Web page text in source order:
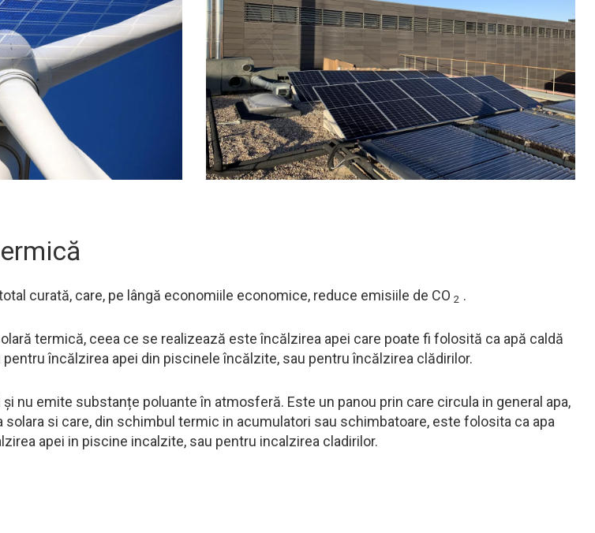
curată, care, pe lângă economiile economice, reduce emisiile de CO 2 .
termică, ceea ce se realizează este încălzirea apei care poate fi folosită ca apă caldă
încălzirea apei din piscinele încălzite, sau pentru încălzirea clădirilor.
nu emite substanțe poluante în atmosferă. Este un panou prin care circula in general apa,
solara si care, din schimbul termic in acumulatori sau schimbatoare, este folosita ca apa
apei in piscine incalzite, sau pentru incalzirea cladirilor.